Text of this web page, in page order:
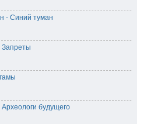
- Синий туман
Запреты
будущего